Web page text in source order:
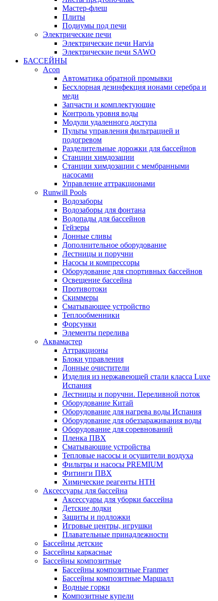
Мастер-флеш
Плиты
Подиумы под печи
Электрические печи
Электрические печи Harvia
Электрические печи SAWO
БАССЕЙНЫ
Acon
Автоматика обратной промывки
Беcхлорная дезинфекция ионами серебра и
меди
Запчасти и комплектующие
Контроль уровня воды
Модули удаленного доступа
Пульты управления фильтрацией и
подогревом
Разделительные дорожки для бассейнов
Станции химдозации
Станции химдозации с мембранными
насосами
Управление аттракционами
Runwill Pools
Водозаборы
Водозаборы для фонтана
Водопады для бассейнов
Гейзеры
Донные сливы
Дополнительное оборудование
Лестницы и поручни
Насосы и компрессоры
Оборудование для спортивных бассейнов
Освещение бассейна
Противотоки
Скиммеры
Сматывающее устройство
Теплообменники
Форсунки
Элементы перелива
Аквамастер
Аттракционы
Блоки управления
Донные очистители
Изделия из нержавеющей стали класса Luxe
Испания
Лестницы и поручни. Переливной поток
Оборудование Китай
Оборудование для нагрева воды Испания
Оборудование для обеззараживания воды
Оборудование для соревнований
Пленка ПВХ
Сматывающие устройства
Тепловые насосы и осушители воздуха
Фильтры и насосы PREMIUM
Фитинги ПВХ
Химические реагенты HTH
Аксессуары для бассейна
Аксессуары для уборки бассейна
Детские лодки
Защиты и подложки
Игровые центры, игрушки
Плавательные принадлежности
Бассейны детские
Бассейны каркасные
Бассейны композитные
Бассейны композитные Franmer
Бассейны композитные Маршалл
Водные горки
Композитные купели